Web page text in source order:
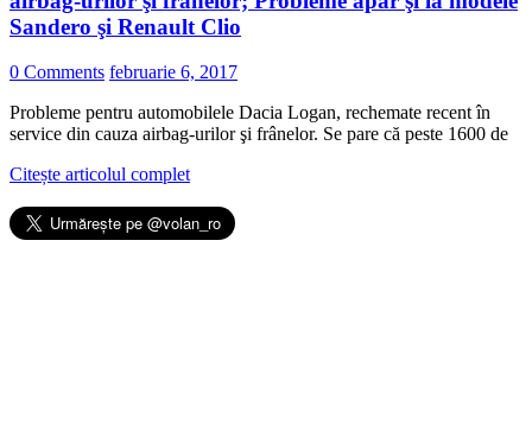
Sandero şi Renault Clio
0 Comments februarie 6, 2017
Probleme pentru automobilele Dacia Logan, rechemate recent în
service din cauza airbag-urilor şi frânelor. Se pare că peste 1600 de
Citește articolul complet